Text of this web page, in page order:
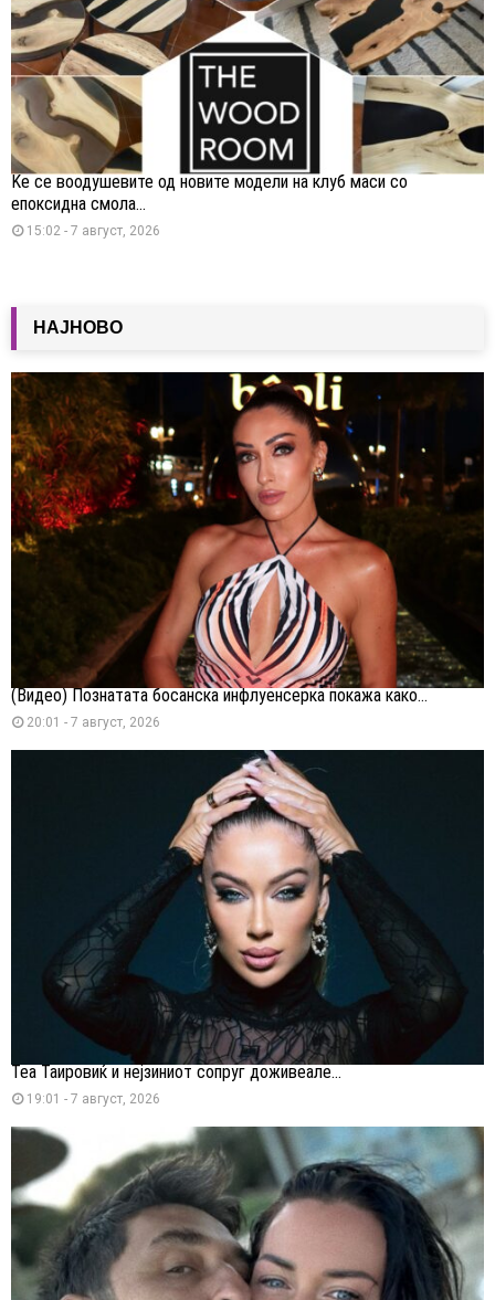
Ќе се воодушевите од новите модели на клуб маси со
епоксидна смола...
15:02 - 7 август, 2026
НАЈНОВО
(Видео) Познатата босанска инфлуенсерка покажа како...
20:01 - 7 август, 2026
Теа Таировиќ и нејзиниот сопруг доживеале...
19:01 - 7 август, 2026